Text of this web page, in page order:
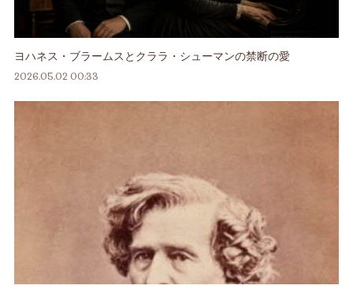
ヨハネス・ブラームスとクララ・シューマンの禁断の愛
2026.05.02 00:33